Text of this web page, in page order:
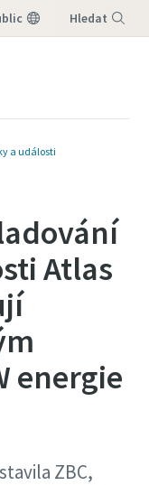
Hledat
a události
Atlas
energie
ZBC,